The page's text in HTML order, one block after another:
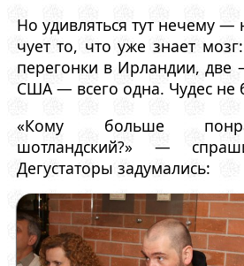
Но удивляться тут нечему
чует то, что уже знает
перегонки в Ирландии,
США — всего одна. Чудес не
«Кому больше
шотландский?» —
Дегустаторы задумались: